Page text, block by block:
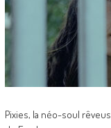
Pixies, la néo-soul